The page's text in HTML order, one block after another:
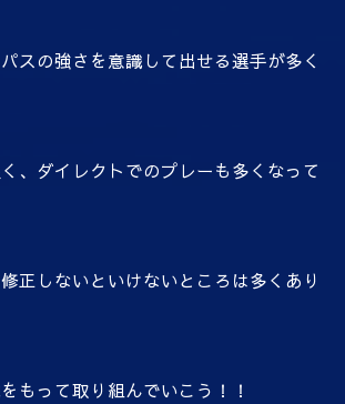
スの強さを意識して出せる選手が多く
、ダイレクトでのプレーも多くなって
正しないといけないところは多くあり
もって取り組んでいこう！！